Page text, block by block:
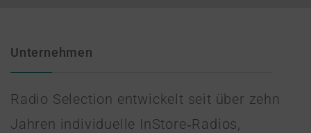
Unternehmen
Radio Selection entwickelt seit über zehn
Jahren individuelle InStore‑Radios,